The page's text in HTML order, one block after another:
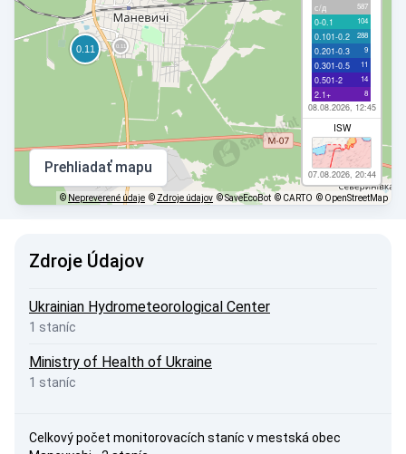
с/д 587
0-0.1 104
0.101-0.2 288
0.201-0.3 9
0.301-0.5 11
0.501-2 14
2.1+ 8
08.08.2026, 12:45
ISW
07.08.2026, 20:44
Prehliadať mapu
©Nepreverené údaje © Zdroje údajov © SaveEcoBot © CARTO © OpenStreetMap
Zdroje Údajov
Ukrainian Hydrometeorological Center
1 staníc
Ministry of Health of Ukraine
1 staníc
Celkový počet monitorovacích staníc v mestská obec